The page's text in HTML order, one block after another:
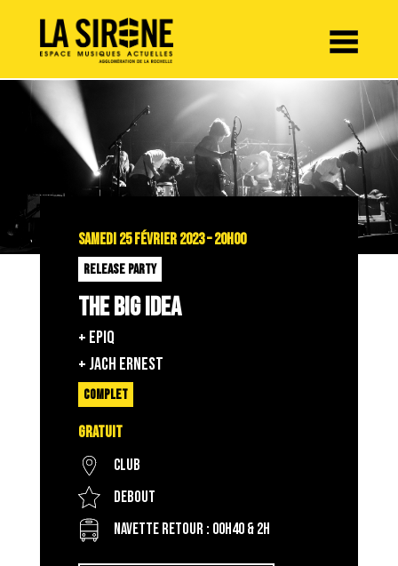
SAMEDI 25 FÉVRIER 2023 – 20H00
RELEASE PARTY
THE BIG IDEA
+ EPIQ
+ JACH ERNEST
COMPLET
Gratuit
Club
Debout
Navette retour : 00H40 & 2H